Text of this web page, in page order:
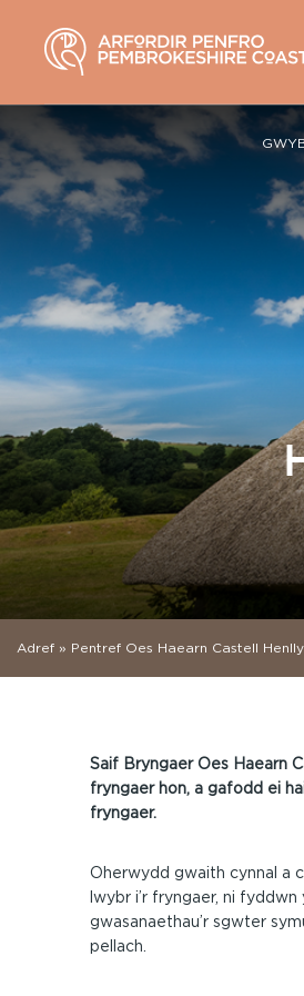
Adref » Pentref Oes Haearn Castell
Saif Bryngaer Oes Haearn
fryngaer hon, a gafodd ei
fryngaer.
Oherwydd gwaith cynnal a
lwybr i’r fryngaer, ni fyddwn
gwasanaethau’r sgwter
pellach.